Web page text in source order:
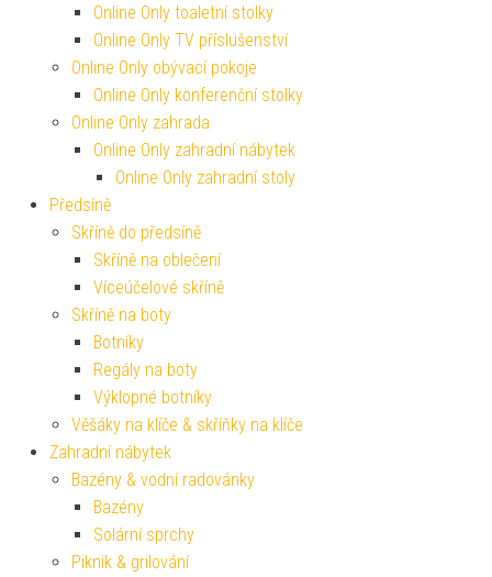
Online Only toaletní stolky
Online Only TV příslušenství
Online Only obývací pokoje
Online Only konferenční stolky
Online Only zahrada
Online Only zahradní nábytek
Online Only zahradní stoly
Předsíně
Skříně do předsíně
Skříně na oblečení
Víceúčelové skříně
Skříně na boty
Botníky
Regály na boty
Výklopné botníky
Věšáky na klíče & skříňky na klíče
Zahradní nábytek
Bazény & vodní radovánky
Bazény
Solární sprchy
Piknik & grilování